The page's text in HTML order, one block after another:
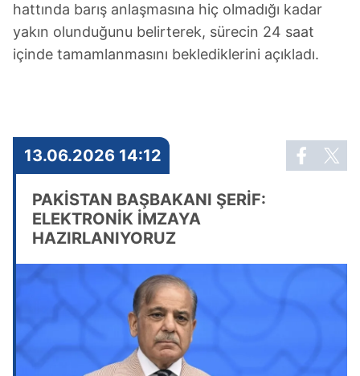
hattında barış anlaşmasına hiç olmadığı kadar
yakın olunduğunu belirterek, sürecin 24 saat
içinde tamamlanmasını beklediklerini açıkladı.
13.06.2026 14:12
PAKİSTAN BAŞBAKANI ŞERİF:
ELEKTRONİK İMZAYA
HAZIRLANIYORUZ